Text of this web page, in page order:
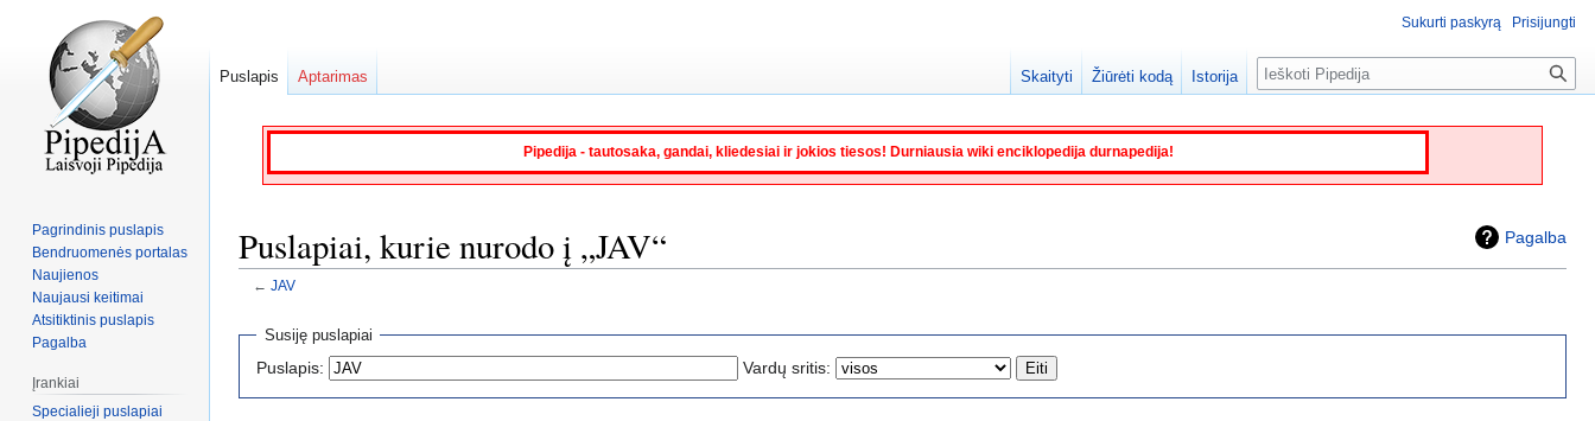
Pipedija - tautosaka, gandai, kliedesiai ir jokios tiesos! Durniausia wiki enciklopedija durnapedija!
Pagalba
Puslapiai, kurie nurodo į „JAV“
← JAV
Jump
navigation
Jump
search
Susiję puslapiai
Puslapis: Vardų sritis:
Sukurti paskyrą Prisijungti
Puslapis Aptarimas Skaityti Žiūrėti kodą Istorija Paieška
Pagrindinis puslapis
Bendruomenės portalas
Naujienos
Naujausi keitimai
Atsitiktinis puslapis
Pagalba
Įrankiai
Specialieji puslapiai